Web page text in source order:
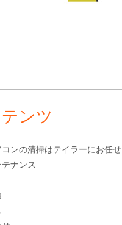
ンツ
ンの清掃はテイラーにお任せ
ナンス